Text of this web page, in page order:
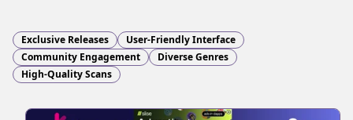
Exclusive Releases
User-Friendly Interface
Community Engagement
Diverse Genres
High-Quality Scans